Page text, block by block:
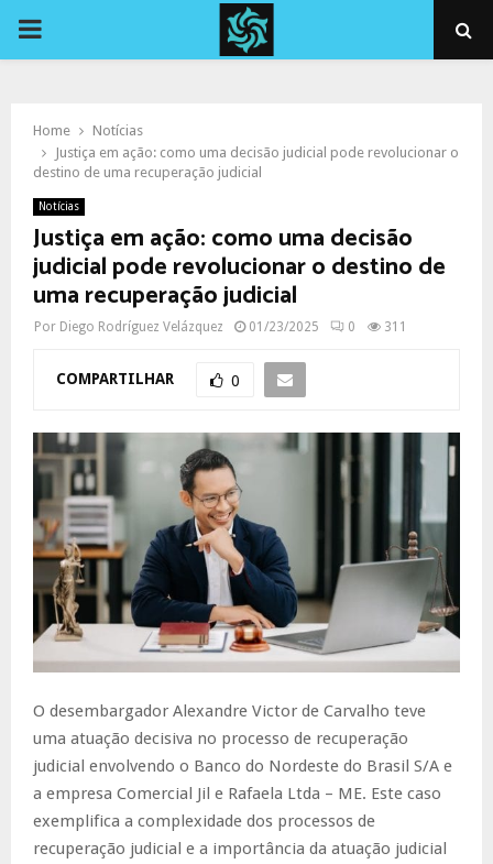
PRIMARY
Home
Notícias
Justiça em ação: como uma decisão judicial pode revolucionar o
destino de uma recuperação judicial
Notícias
Justiça em ação: como uma decisão
judicial pode revolucionar o destino de
uma recuperação judicial
Por Diego Rodríguez Velázquez 01/23/2025 0 311
COMPARTILHAR 0
O desembargador Alexandre Victor de Carvalho teve
uma atuação decisiva no processo de recuperação
judicial envolvendo o Banco do Nordeste do Brasil S/A e
a empresa Comercial Jil e Rafaela Ltda – ME. Este caso
exemplifica a complexidade dos processos de
recuperação judicial e a importância da atuação judicial